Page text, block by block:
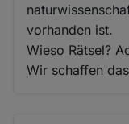
vorhanden ist.
Wieso Rätsel?
Wir schaffen